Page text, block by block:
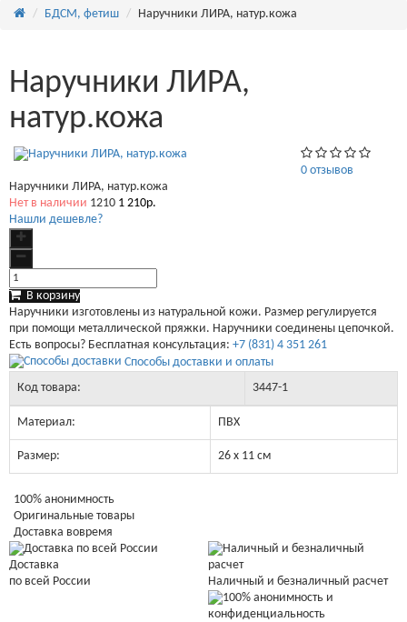
БДСМ, фетиш Наручники ЛИРА, натур.кожа
Наручники ЛИРА,
натур.кожа
0 отзывов
Наручники ЛИРА, натур.кожа
Нет в наличии 1210 1 210р.
Нашли дешевле?
В корзину
Наручники изготовлены из натуральной кожи. Размер регулируется
при помощи металлической пряжки. Наручники соединены цепочкой.
Есть вопросы? Бесплатная консультация: +7 (831) 4 351 261
Способы доставки и оплаты
Код товара:
3447-1
Материал: ПВХ
Размер: 26 x 11 см
100% анонимность
Оригинальные товары
Доставка вовремя
Доставка
по всей России
Наличный и безналичный расчет